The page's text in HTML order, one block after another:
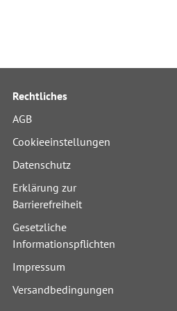
Rechtliches
AGB
Cookieeinstellungen
Datenschutz
Erklärung zur
Barrierefreiheit
Gesetzliche
Informationspflichten
Impressum
Versandbedingungen